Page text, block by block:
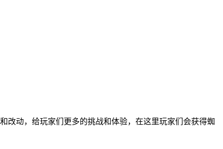
改动，给玩家们更多的挑战和体验，在这里玩家们会获得蜘